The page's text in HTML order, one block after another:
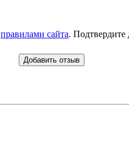
правилами сайта. Подтвердите
Добавить отзыв